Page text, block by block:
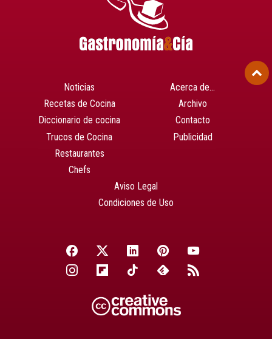
Noticias
Recetas de Cocina
Diccionario de cocina
Trucos de Cocina
Restaurantes
Chefs
Acerca de…
Archivo
Contacto
Publicidad
Aviso Legal
Condiciones de Uso